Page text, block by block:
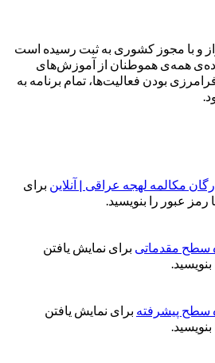
و با مجوز کشوری به ثبت رسیده است
همه‌ی هموطنان از آموزش‌های
بودن فعالیت‌ها، تمام برنامه به
مکالمه لهجه عراقی | آنلاین برای
رمز عبور را بنویسید.
سطح مقدماتی برای نمایش یافتن
سطح پیشرفته برای نمایش یافتن